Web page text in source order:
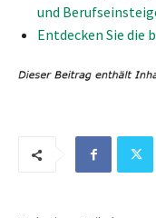
und
Entdecken Sie die